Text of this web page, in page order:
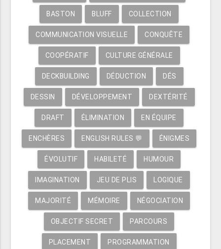
BASTON BLUFF COLLECTION
COMMUNICATION VISUELLE CONQUÊTE
COOPÉRATIF CULTURE GÉNÉRALE
DECKBUILDING DÉDUCTION DÉS
DESSIN DÉVELOPPEMENT DEXTÉRITÉ
DRAFT ÉLIMINATION EN ÉQUIPE
ENCHÈRES ENGLISH RULES 💬 ÉNIGMES
ÉVOLUTIF HABILETÉ HUMOUR
IMAGINATION JEU DE PLIS LOGIQUE
MAJORITÉ MÉMOIRE NÉGOCIATION
OBJECTIF SECRET PARCOURS
PLACEMENT PROGRAMMATION